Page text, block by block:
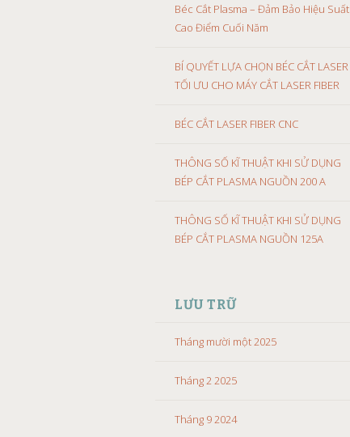
Béc Cắt Plasma – Đảm Bảo Hiệu Suất
Cao Điểm Cuối Năm
BÍ QUYẾT LỰA CHỌN BÉC CẮT LASER
TỐI ƯU CHO MÁY CẮT LASER FIBER
BÉC CẮT LASER FIBER CNC
THÔNG SỐ KĨ THUẬT KHI SỬ DỤNG
BÉP CẮT PLASMA NGUỒN 200 A
THÔNG SỐ KĨ THUẬT KHI SỬ DỤNG
BÉP CẮT PLASMA NGUỒN 125A
LƯU TRỮ
Tháng mười một 2025
Tháng 2 2025
Tháng 9 2024